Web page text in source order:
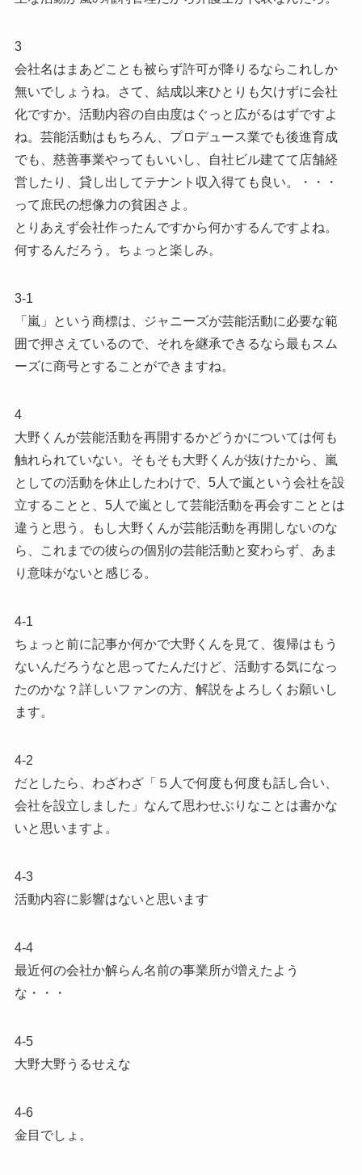
3
会社名はまあどことも被らず許可が降りるならこれしか
無いでしょうね。さて、結成以来ひとりも欠けずに会社
化ですか。活動内容の自由度はぐっと広がるはずですよ
ね。芸能活動はもちろん、プロデュース業でも後進育成
でも、慈善事業やってもいいし、自社ビル建てて店舗経
営したり、貸し出してテナント収入得ても良い。・・・
って庶民の想像力の貧困さよ。
とりあえず会社作ったんですから何かするんですよね。
何するんだろう。ちょっと楽しみ。
3-1
「嵐」という商標は、ジャニーズが芸能活動に必要な範
囲で押さえているので、それを継承できるなら最もスム
ーズに商号とすることができますね。
4
大野くんが芸能活動を再開するかどうかについては何も
触れられていない。そもそも大野くんが抜けたから、嵐
としての活動を休止したわけで、5人で嵐という会社を設
立することと、5人で嵐として芸能活動を再会すこととは
違うと思う。もし大野くんが芸能活動を再開しないのな
ら、これまでの彼らの個別の芸能活動と変わらず、あま
り意味がないと感じる。
4-1
ちょっと前に記事か何かで大野くんを見て、復帰はもう
ないんだろうなと思ってたんだけど、活動する気になっ
たのかな？詳しいファンの方、解説をよろしくお願いし
ます。
4-2
だとしたら、わざわざ「５人で何度も何度も話し合い、
会社を設立しました」なんて思わせぶりなことは書かな
いと思いますよ。
4-3
活動内容に影響はないと思います
4-4
最近何の会社か解らん名前の事業所が増えたよう
な・・・
4-5
大野大野うるせえな
4-6
金目でしょ。